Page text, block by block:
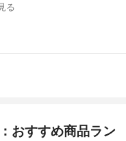
る
おすすめ商品ラン